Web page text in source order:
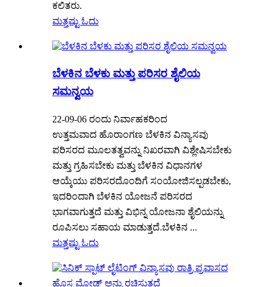
ಕಲಿತರು.
ಮತ್ತಷ್ಟು ಓದು
ಬೆಳಕಿನ ಬೆಳಕು ಮತ್ತು ಪರಿಸರ ಶೈಲಿಯ
ಸಮನ್ವಯ
22-09-06 ರಂದು ನಿರ್ವಾಹಕರಿಂದ
ಉತ್ತಮವಾದ ಹೊರಾಂಗಣ ಬೆಳಕಿನ ವಿನ್ಯಾಸವು
ಪರಿಸರದ ಮೂಲತತ್ವವನ್ನು ನಿಖರವಾಗಿ ವಿಶ್ಲೇಷಿಸಬೇಕು
ಮತ್ತು ಗ್ರಹಿಸಬೇಕು ಮತ್ತು ಬೆಳಕಿನ ವಿಧಾನಗಳ
ಆಯ್ಕೆಯು ಪರಿಸರದೊಂದಿಗೆ ಸಂಯೋಜಿಸಲ್ಪಡಬೇಕು,
ಇದರಿಂದಾಗಿ ಬೆಳಕಿನ ಯೋಜನೆ ಪರಿಸರದ
ಭಾಗವಾಗುತ್ತದೆ ಮತ್ತು ವಿಭಿನ್ನ ಯೋಜನಾ ಶೈಲಿಯನ್ನು
ರೂಪಿಸಲು ಸಹಾಯ ಮಾಡುತ್ತದೆ.ಬೆಳಕಿನ ...
ಮತ್ತಷ್ಟು ಓದು